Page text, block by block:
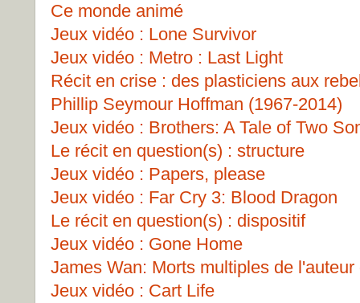
Ce monde animé
Jeux vidéo : Lone Survivor
Jeux vidéo : Metro : Last Light
Récit en crise : des plasticiens aux
Phillip Seymour Hoffman (1967-2014)
Jeux vidéo : Brothers: A Tale of Two
Le récit en question(s) : structure
Jeux vidéo : Papers, please
Jeux vidéo : Far Cry 3: Blood Dragon
Le récit en question(s) : dispositif
Jeux vidéo : Gone Home
James Wan: Morts multiples de l'auteur
Jeux vidéo : Cart Life